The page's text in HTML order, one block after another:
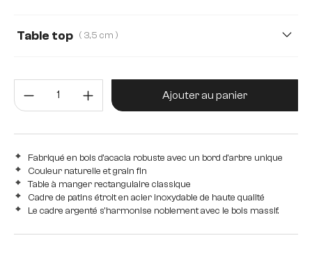
280 cm
Pieds fins en acier inoxydable Pieds épais en acier
Table top ( 3,5 cm )
Quantité de produit : Entrez la
Ajouter au panier
Fabriqué en bois d'acacia robuste avec un bord d'arbre unique
Couleur naturelle et grain fin
Table à manger rectangulaire classique
Cadre de patins étroit en acier inoxydable de haute qualité
Le cadre argenté s'harmonise noblement avec le bois massif.